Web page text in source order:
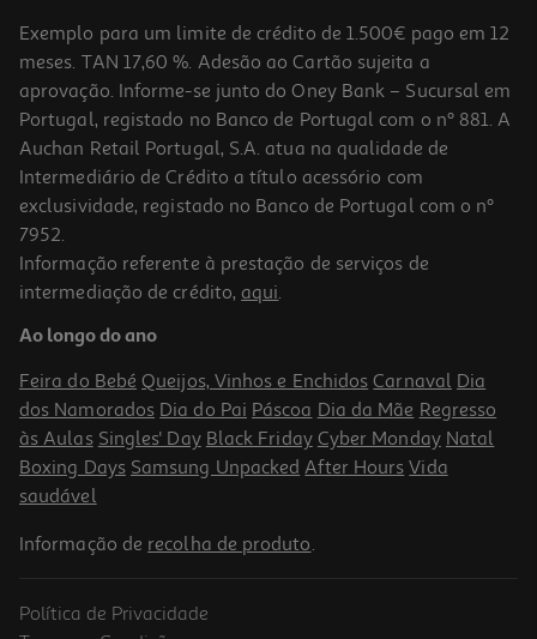
Fita Corretora Auchan Cores Sortidas
1.99 €/un
1,99 €
-12%
Exemplo para um limite de crédito de 1.500€ pago em 12
meses. TAN 17,60 %. Adesão ao Cartão sujeita a
aprovação. Informe-se junto do Oney Bank – Sucursal em
Portugal, registado no Banco de Portugal com o nº 881. A
Auchan Retail Portugal, S.A. atua na qualidade de
Intermediário de Crédito a título acessório com
exclusividade, registado no Banco de Portugal com o nº
7952.
Informação referente à prestação de serviços de
intermediação de crédito, aqui.
Ao longo do ano
Feira do Bebé Queijos, Vinhos e Enchidos Carnaval Dia
dos Namorados Dia do Pai Páscoa Dia da Mãe Regresso
às Aulas Singles' Day Black Friday Cyber Monday Natal
Boxing Days Samsung Unpacked After Hours Vida
saudável
Informação de recolha de produto.
Política de Privacidade